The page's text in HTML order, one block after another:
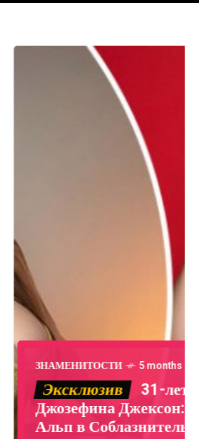
5 months ago
31-летняя
Очарование